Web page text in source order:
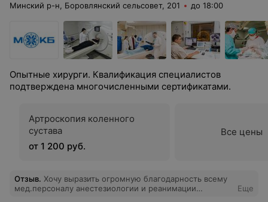
Минский р-н, Боровлянский сельсовет, 201 до 18:00
Опытные хирурги. Квалификация специалистов
подтверждена многочисленными сертификатами.
Артроскопия коленного
сустава
от 1 200 руб.
Все цены
Отзыв. Хочу выразить огромную благодарность всему
мед.персоналу анестезиологии и реанимации
Еще